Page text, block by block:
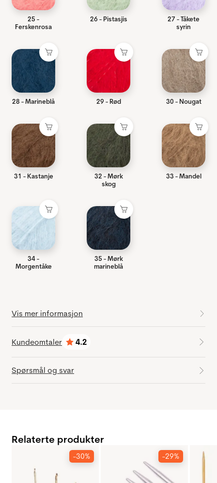
25 -
Ferskenrosa
26 - Pistasjis
27 - Tåkete
syrin
28 - Marineblå 29 - Rød 30 - Nougat
31 - Kastanje
32 - Mørk
skog
33 - Mandel
34 -
Morgentåke
35 - Mørk
marineblå
Vis mer informasjon
Kundeomtaler
Karakter:
4.2
av 5 mulige
Spørsmål og svar
Relaterte produkter
-30% -29%